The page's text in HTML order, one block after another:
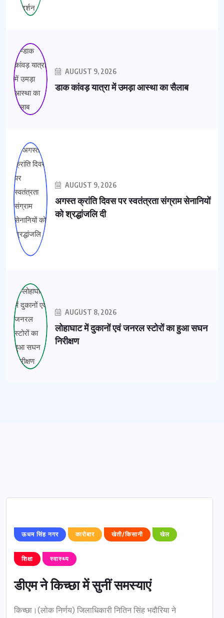
AUGUST 9, 2026
डाक कांवड़ यात्रा में उमड़ा आस्था का सैलाब
AUGUST 9, 2026
अगस्त क्रांति दिवस पर स्वतंत्रता संग्राम सेनानियों
को श्रद्धांजलि दी
AUGUST 8, 2026
लोहाघाट में दुकानों एवं जनरल स्टोरों का हुआ सघन
निरीक्षण
ऊधम सिंह नगर कारोबार खेती/किसानी खेल
शिक्षा स्वास्थ्य
डीएम ने किच्छा में सुनीं समस्याएं
किच्छा।(लोक निर्णय) जिलाधिकारी नितिन सिंह भदौरिया ने